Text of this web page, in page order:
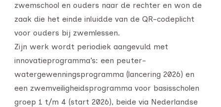
zwemschool en ouders naar de rechter en won de
zaak die het einde inluidde van de QR-codeplicht
voor ouders bij zwemlessen.
Zijn werk wordt periodiek aangevuld met
innovatieprogramma’s: een peuter-
watergewenningsprogramma (lancering 2026) en
een zwemveiligheidsprogramma voor basisscholen
groep 1 t/m 4 (start 2026), beide via Nederlandse